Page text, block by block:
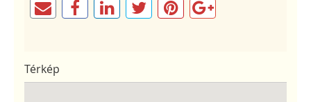
Térkép